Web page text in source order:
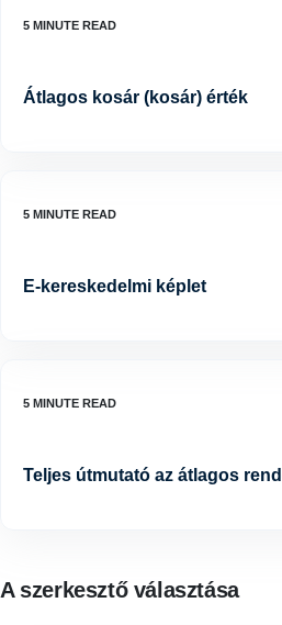
Átlagos kosár (kosár) érték
E-kereskedelmi képlet
Teljes útmutató az átlagos
A szerkesztő választása